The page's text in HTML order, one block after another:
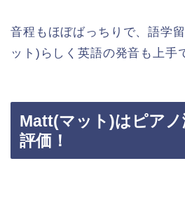
音程もほぼばっちりで、語学
ット)らしく英語の発音も上手
Matt(マット)はピア
評価！